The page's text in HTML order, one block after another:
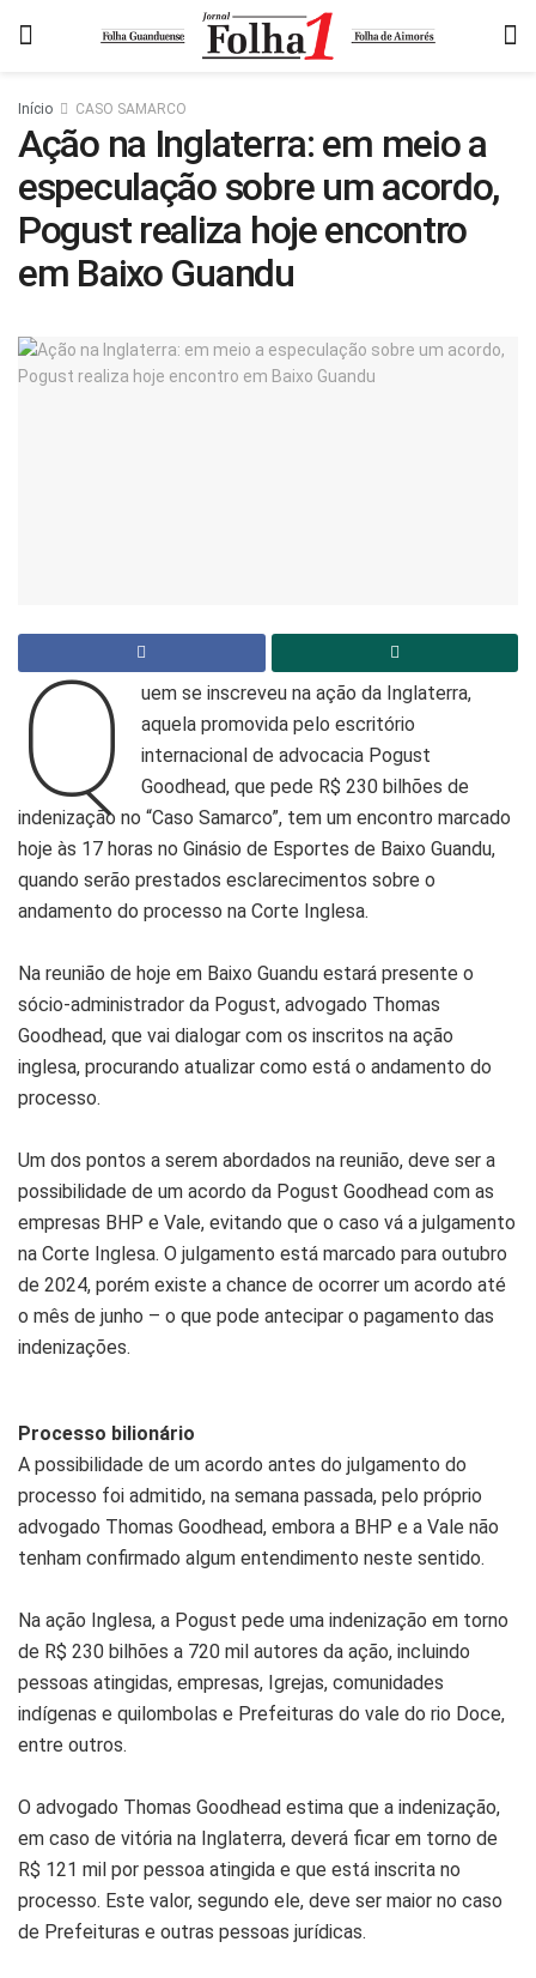
Início CASO SAMARCO
Ação na Inglaterra: em meio a
especulação sobre um acordo,
Pogust realiza hoje encontro
em Baixo Guandu
Q
uem se inscreveu na ação da Inglaterra,
aquela promovida pelo escritório
internacional de advocacia Pogust
Goodhead, que pede R$ 230 bilhões de
indenização no “Caso Samarco”, tem um encontro marcado
hoje às 17 horas no Ginásio de Esportes de Baixo Guandu,
quando serão prestados esclarecimentos sobre o
andamento do processo na Corte Inglesa.
Na reunião de hoje em Baixo Guandu estará presente o
sócio-administrador da Pogust, advogado Thomas
Goodhead, que vai dialogar com os inscritos na ação
inglesa, procurando atualizar como está o andamento do
processo.
Um dos pontos a serem abordados na reunião, deve ser a
possibilidade de um acordo da Pogust Goodhead com as
empresas BHP e Vale, evitando que o caso vá a julgamento
na Corte Inglesa. O julgamento está marcado para outubro
de 2024, porém existe a chance de ocorrer um acordo até
o mês de junho – o que pode antecipar o pagamento das
indenizações.
Processo bilionário
A possibilidade de um acordo antes do julgamento do
processo foi admitido, na semana passada, pelo próprio
advogado Thomas Goodhead, embora a BHP e a Vale não
tenham confirmado algum entendimento neste sentido.
Na ação Inglesa, a Pogust pede uma indenização em torno
de R$ 230 bilhões a 720 mil autores da ação, incluindo
pessoas atingidas, empresas, Igrejas, comunidades
indígenas e quilombolas e Prefeituras do vale do rio Doce,
entre outros.
O advogado Thomas Goodhead estima que a indenização,
em caso de vitória na Inglaterra, deverá ficar em torno de
R$ 121 mil por pessoa atingida e que está inscrita no
processo. Este valor, segundo ele, deve ser maior no caso
de Prefeituras e outras pessoas jurídicas.